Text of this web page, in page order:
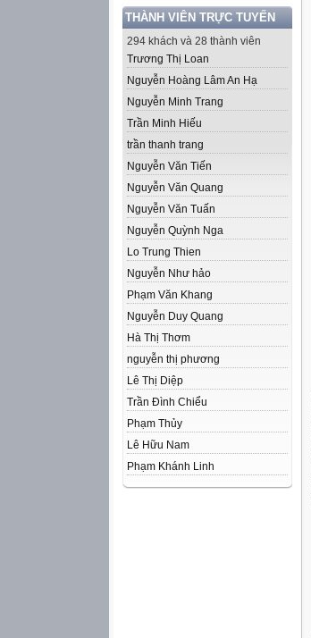
THÀNH VIÊN TRỰC TUYẾN
294 khách và 28 thành viên
Trương Thị Loan
Nguyễn Hoàng Lâm An Hạ
Nguyễn Minh Trang
Trần Minh Hiếu
trần thanh trang
Nguyễn Văn Tiến
Nguyễn Văn Quang
Nguyễn Văn Tuấn
Nguyễn Quỳnh Nga
Lo Trung Thien
Nguyễn Như hảo
Phạm Văn Khang
Nguyễn Duy Quang
Hà Thị Thơm
nguyễn thị phương
Lê Thị Diệp
Trần Đình Chiểu
Phạm Thủy
Lê Hữu Nam
Phạm Khánh Linh